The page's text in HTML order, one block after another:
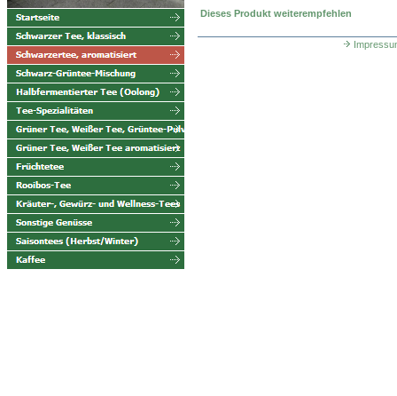
Dieses Produkt weiterempfehlen